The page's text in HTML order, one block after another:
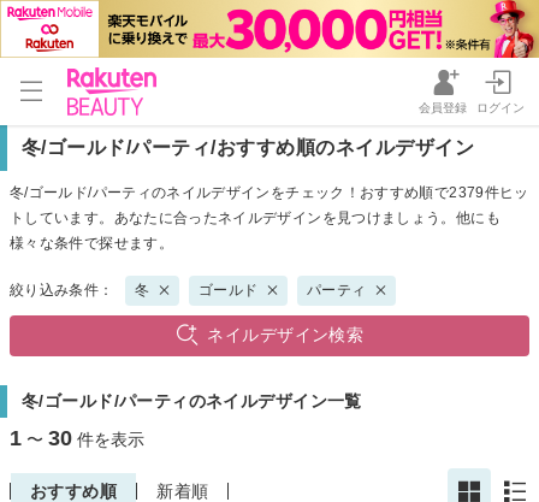
会員登録 ログイン
冬/ゴールド/パーティ/おすすめ順のネイルデザイン
冬/ゴールド/パーティのネイルデザインをチェック！おすすめ順で2379件ヒッ
トしています。あなたに合ったネイルデザインを見つけましょう。他にも
様々な条件で探せます。
絞り込み条件： 冬 ゴールド パーティ
ネイルデザイン検索
冬/ゴールド/パーティのネイルデザイン一覧
1 〜 30 件を表示
おすすめ順 新着順